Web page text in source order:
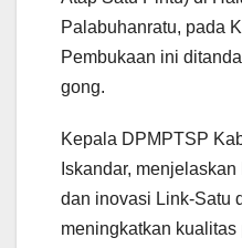
Palabuhanratu, pada
Pembukaan ini
gong.
Kepala DPMPTSP
Iskandar,
dan inovasi Link-Satu
meningkatkan